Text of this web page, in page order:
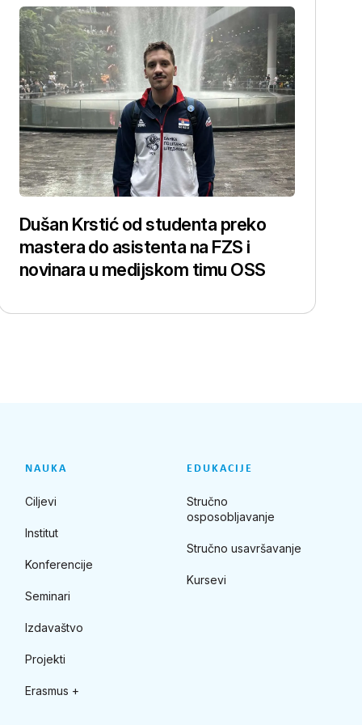
Dušan Krstić od studenta preko
mastera do asistenta na FZS i
novinara u medijskom timu OSS
NAUKA
Ciljevi
Institut
Konferencije
Seminari
Izdavaštvo
Projekti
Erasmus +
EDUKACIJE
Stručno
osposobljavanje
Stručno usavršavanje
Kursevi